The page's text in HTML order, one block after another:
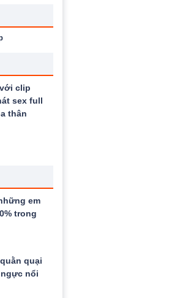
clip
sex full
thân
em
trong
quại
nổi